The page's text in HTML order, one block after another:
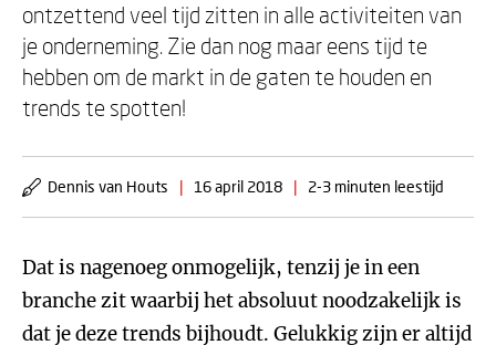
ontzettend veel tijd zitten in alle activiteiten van
je onderneming. Zie dan nog maar eens tijd te
hebben om de markt in de gaten te houden en
trends te spotten!
Dennis van Houts | 16 april 2018 | 2-3 minuten leestijd
Dat is nagenoeg onmogelijk, tenzij je in een
branche zit waarbij het absoluut noodzakelijk is
dat je deze trends bijhoudt. Gelukkig zijn er altijd